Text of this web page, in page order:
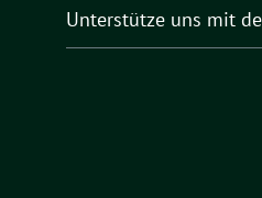
Unterstütze uns mit